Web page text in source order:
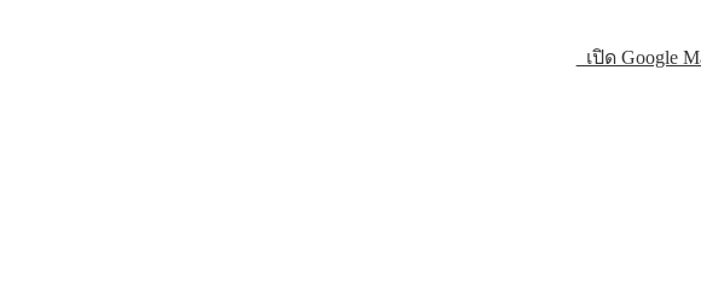
เปิด Google